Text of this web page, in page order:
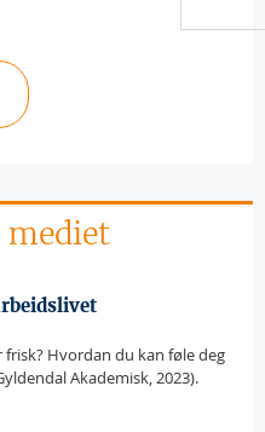
frisk? Hvordan du kan føle deg
Akademisk, 2023).